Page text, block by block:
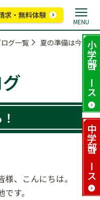
求・無料体験
MENU
小学部
コース
中学部
コース
グ一覧
夏の準備は今
、こんにちは。
す。